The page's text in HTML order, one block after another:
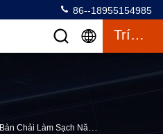
86--18955154985
Trích Dẫn
Bàn Chải Làm Sạch Năng Lượng Mặt Trời